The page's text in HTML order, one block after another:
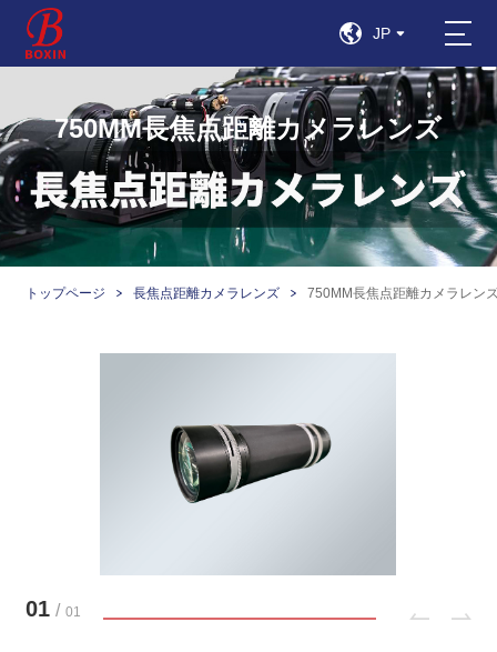
JP
750MM長焦点距離カメラレンズ
トップページ 長焦点距離カメラレンズ 750MM長焦点距離カメラレン
01 / 01